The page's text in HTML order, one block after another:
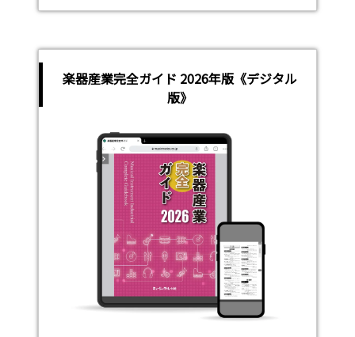
楽器産業完全ガイド 2026年版《デジタル
版》